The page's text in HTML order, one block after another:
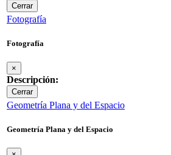
Cerrar
Fotografía
Fotografía
×
Descripción:
Cerrar
Geometría Plana y del Espacio
Geometría Plana y del Espacio